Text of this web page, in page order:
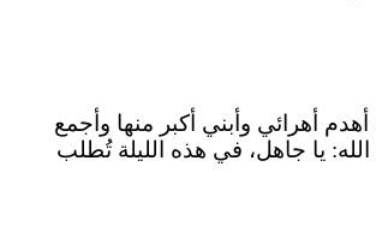
أهرائي وأبني أكبر منها وأجمع
يا جاهل، في هذه الليلة تُطلب